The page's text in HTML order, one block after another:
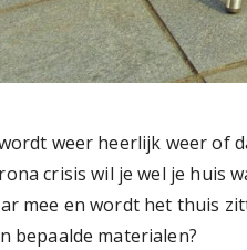
weer heerlijk weer of
crisis wil je wel je huis
mee en wordt het thuis
bepaalde materialen?